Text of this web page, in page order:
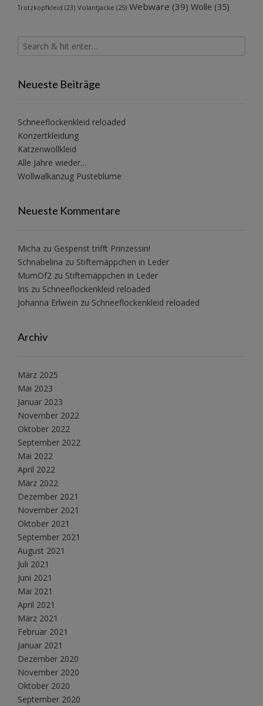
Trotzkopfkleid (23) Volantjacke (25) Webware (39) Wolle (35)
Neueste Beiträge
Schneeflockenkleid reloaded
Konzertkleidung
Katzenwollkleid
Alle Jahre wieder…
Wollwalkanzug Pusteblume
Neueste Kommentare
Micha zu Gespenst trifft Prinzessin!
Schnabelina zu Stiftemäppchen in Leder
MumOf2 zu Stiftemäppchen in Leder
Iris zu Schneeflockenkleid reloaded
Johanna Erlwein zu Schneeflockenkleid reloaded
Archiv
März 2025
Mai 2023
Januar 2023
November 2022
Oktober 2022
September 2022
Mai 2022
April 2022
März 2022
Dezember 2021
November 2021
Oktober 2021
September 2021
August 2021
Juli 2021
Juni 2021
Mai 2021
April 2021
März 2021
Februar 2021
Januar 2021
Dezember 2020
November 2020
Oktober 2020
September 2020